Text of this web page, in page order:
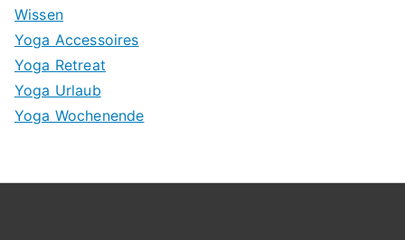
Wissen
Yoga Accessoires
Yoga Retreat
Yoga Urlaub
Yoga Wochenende